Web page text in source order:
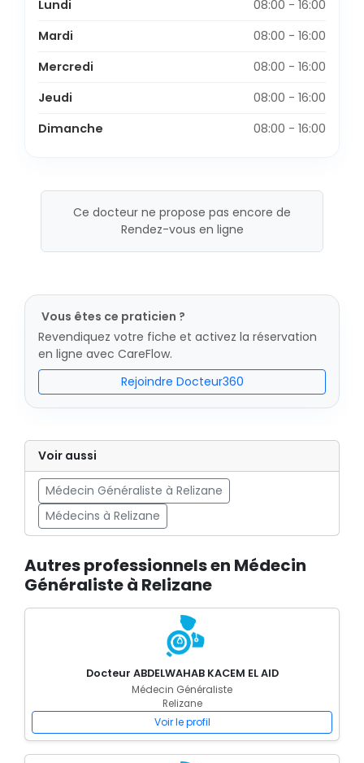
Lundi
08:00 - 16:00
Mardi
08:00 - 16:00
Mercredi
08:00 - 16:00
Jeudi
08:00 - 16:00
Dimanche
08:00 - 16:00
Ce docteur ne propose pas encore de
Rendez-vous en ligne
Vous êtes ce praticien ?
Revendiquez votre fiche et activez la réservation
en ligne avec CareFlow.
Rejoindre Docteur360
Voir aussi
Médecin Généraliste à Relizane
Médecins à Relizane
Autres professionnels en Médecin
Généraliste à Relizane
Docteur ABDELWAHAB KACEM EL AID
Médecin Généraliste
Relizane
Voir le profil